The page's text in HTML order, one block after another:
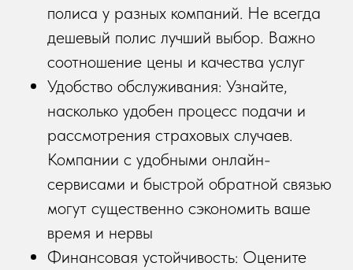
полиса у разных компаний. Не всегда
дешевый полис лучший выбор. Важно
соотношение цены и качества услуг
Удобство обслуживания: Узнайте,
насколько удобен процесс подачи и
рассмотрения страховых случаев.
Компании с удобными онлайн-
сервисами и быстрой обратной связью
могут существенно сэкономить ваше
время и нервы
Финансовая устойчивость: Оцените